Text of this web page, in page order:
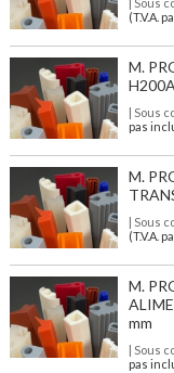
| Sous
(T.V.A.
M.
H200A
| Sous
pas
M.
| Sous
(T.V.A.
M.
mm
| Sous
pas